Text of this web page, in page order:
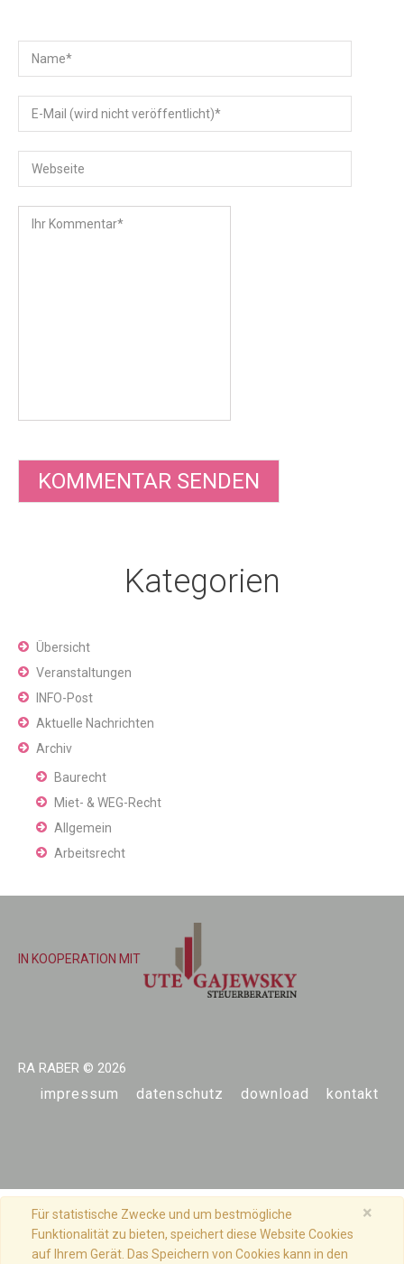
Kategorien
Übersicht
Veranstaltungen
INFO-Post
Aktuelle Nachrichten
Archiv
Baurecht
Miet- & WEG-Recht
Allgemein
Arbeitsrecht
IN KOOPERATION MIT
RA RABER © 2026
impressum datenschutz download kontakt
×
Für statistische Zwecke und um bestmögliche
Funktionalität zu bieten, speichert diese Website Cookies
auf Ihrem Gerät. Das Speichern von Cookies kann in den